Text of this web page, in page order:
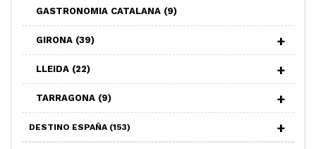
GASTRONOMIA CATALANA (9)
GIRONA (39)
LLEIDA (22)
TARRAGONA (9)
DESTINO ESPAÑA (153)